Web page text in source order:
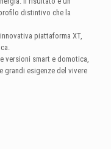
distintivo che la
piattaforma XT,
versioni smart e domotica,
grandi esigenze del vivere